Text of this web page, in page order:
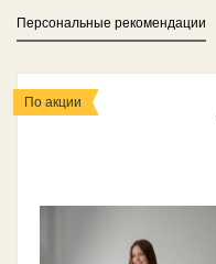
Персональные рекомендации
По акции